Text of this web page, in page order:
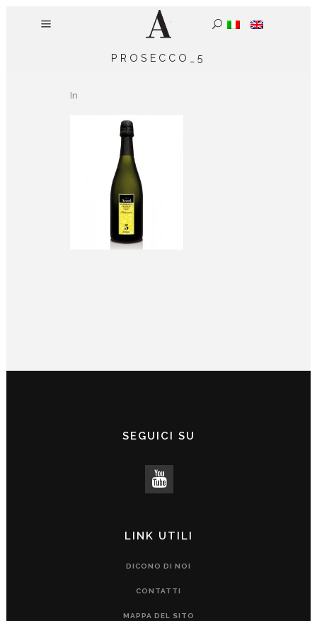
PROSECCO_5
In
SEGUICI SU
LINK UTILI
DICONO DI NOI
CONTATTI
MAPPA DEL SITO